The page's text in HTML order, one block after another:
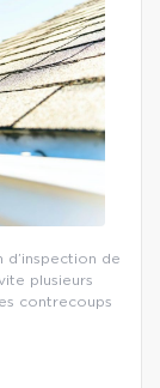
de
plusieurs
contrecoups